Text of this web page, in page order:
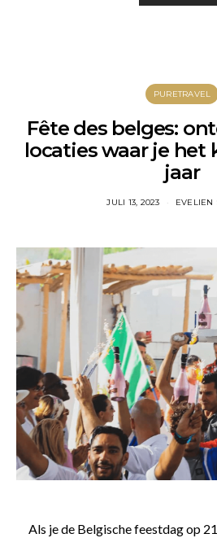
PURETRAVEL
Fête des belges:
locaties waar je het
jaar
JULI 13, 2023 EVELIEN
Als je de Belgische feestdag op